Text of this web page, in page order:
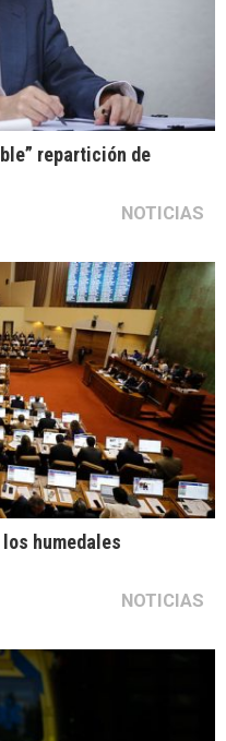
repartición de
NOTICIAS
humedales
NOTICIAS